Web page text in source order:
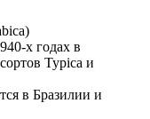
х годах в
Typica и
в Бразилии и